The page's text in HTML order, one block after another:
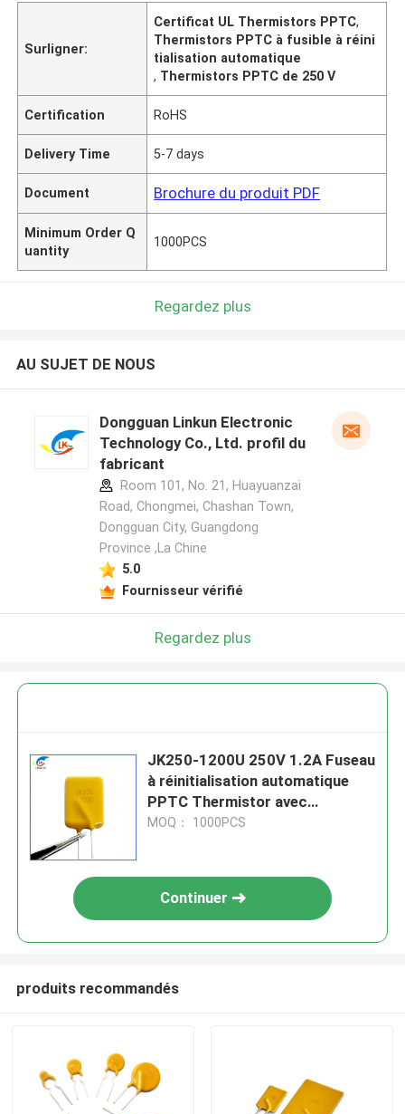
Surligner:
Certificat UL Thermistors PPTC,
Thermistors PPTC à fusible à réini
tialisation automatique
, Thermistors PPTC de 250 V
Certification RoHS
Delivery Time 5-7 days
Document Brochure du produit PDF
Minimum Order Q
uantity
1000PCS
Regardez plus
AU SUJET DE NOUS
Dongguan Linkun Electronic
Technology Co., Ltd. profil du
fabricant
Room 101, No. 21, Huayuanzai
Road, Chongmei, Chashan Town,
Dongguan City, Guangdong
Province ,La Chine
5.0
Fournisseur vérifié
Regardez plus
JK250-1200U 250V 1.2A Fuseau
à réinitialisation automatique
PPTC Thermistor avec
certificat UL
MOQ： 1000PCS
Continuer
produits recommandés